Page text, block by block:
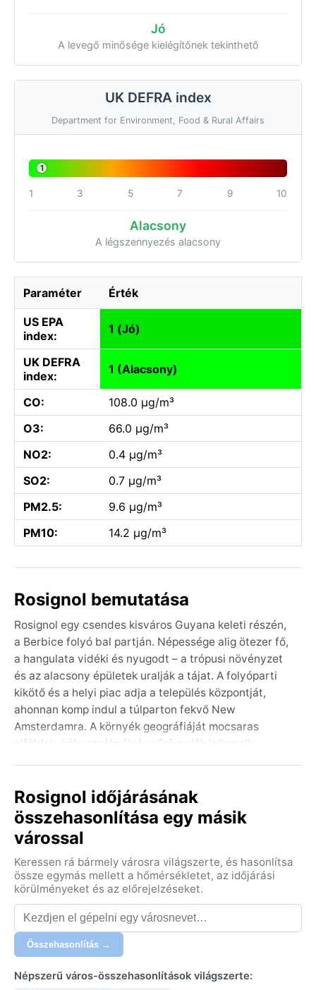
Jó
A levegő minősége kielégítőnek tekinthető
UK DEFRA index
Department for Environment, Food & Rural Affairs
1
1 3 5 7 9 10
Alacsony
A légszennyezés alacsony
Paraméter Érték
US EPA
index:
1 (Jó)
UK DEFRA
index:
1 (Alacsony)
CO:
108.0 µg/m³
O3:
66.0 µg/m³
NO2:
0.4 µg/m³
SO2:
0.7 µg/m³
PM2.5:
9.6 µg/m³
PM10:
14.2 µg/m³
Rosignol bemutatása
Rosignol egy csendes kisváros Guyana keleti részén,
a Berbice folyó bal partján. Népessége alig ötezer fő,
a hangulata vidéki és nyugodt – a trópusi növényzet
és az alacsony épületek uralják a tájat. A folyóparti
kikötő és a helyi piac adja a település központját,
ahonnan komp indul a túlparton fekvő New
Amsterdamra. A környék geográfiáját mocsaras
alföldek, kókuszpálmák és sűrű erdők jellemzik.
ritmusához igazodik.
A város a Köppen-besorolás szerint Af, azaz trópusi
esőerdő éghajlatú. Egész évben magas, 26–28
páratartalom pedig folyamatosan 80% felett marad.
Csapadék minden hónapban hullik, két kiemelkedően
esős időszakkal: májustól júliusig, valamint
novembertől januárig. Ilyenkor szinte naponta
megérkeznek a heves, délutáni záporok. Még a
viszonylag szárazabb február–március és augusztus–
szeptember is bőven tartogat esőt. A csomagba
Rosignol időjárásának
összehasonlítása egy másik
várossal
Keressen rá bármely városra világszerte, és hasonlítsa
össze egymás mellett a hőmérsékletet, az időjárási
körülményeket és az előrejelzéseket.
Összehasonlítás →
Népszerű város-összehasonlítások világszerte: